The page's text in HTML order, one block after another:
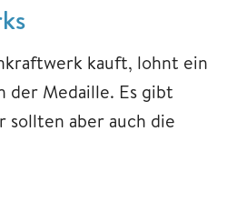
kauft, lohnt ein
der Medaille. Es gibt
aber auch die